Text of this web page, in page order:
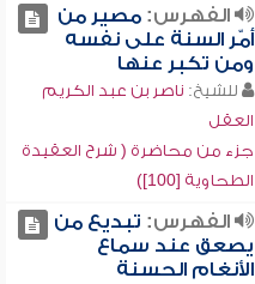
الفهرس:مصير من
أمّر السنة على نفسه
ومن تكبر عنها
للشيخ: ناصر بن عبد الكريم
العقل
جزء من محاضرة ( شرح العقيدة
الطحاوية [100])
الفهرس: تبديع من
يصعق عند سماع
الأنغام الحسنة